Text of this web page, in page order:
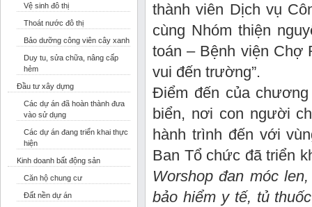
Vệ sinh đô thị
Thoát nước đô thị
Bảo dưỡng công viên cây xanh
Duy tu, sửa chữa, nâng cấp
hẻm
Đầu tư xây dựng
Các dự án đã hoàn thành đưa
vào sử dụng
Các dự án đang triển khai thực
hiện
Kinh doanh bất động sản
Căn hộ chung cư
Đất nền dự án
thành viên Dịch vụ
cùng Nhóm thiện
toán – Bệnh viện Chợ
vui đến trường”.
Điểm đến của chương
biển, nơi con người
hành trình đến với
Ban Tổ chức đã triển
Worshop đan móc
bảo hiểm y tế, tủ thuốc